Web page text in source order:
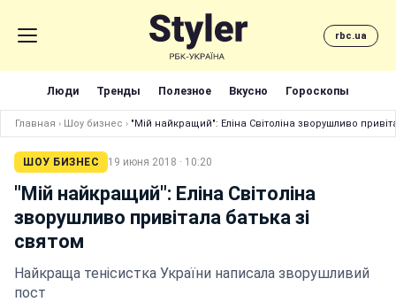
rbc.ua
Люди Тренды Полезное Вкусно Гороскопы
Главная › Шоу бизнес › "Мій найкращий": Еліна Світоліна зворушливо
ШОУ БИЗНЕС 19 июня 2018 · 10:20
"Мій найкращий": Еліна Світоліна
зворушливо привітала батька зі
святом
Найкраща тенісистка України написала зворушливий
пост